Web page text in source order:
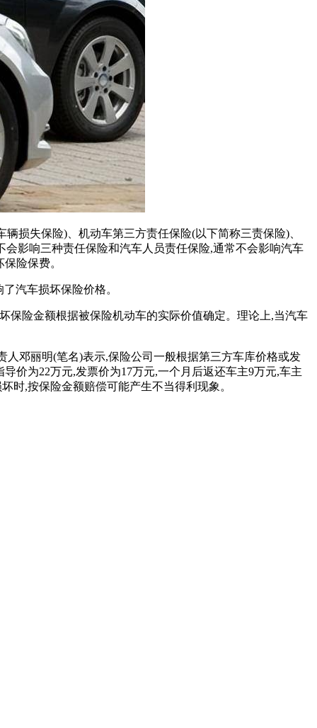
损失保险)、机动车第三方责任保险(以下简称三责保险)、
影响三种责任保险和汽车人员责任保险,通常不会影响汽车
险保费。
汽车损坏保险价格。
保险金额根据被保险机动车的实际价值确定。理论上,当汽车
邓丽明(笔名)表示,保险公司一般根据第三方车库价格或发
价为22万元,发票价为17万元,一个月后返还车主9万元,车主
时,按保险金额赔偿可能产生不当得利现象。